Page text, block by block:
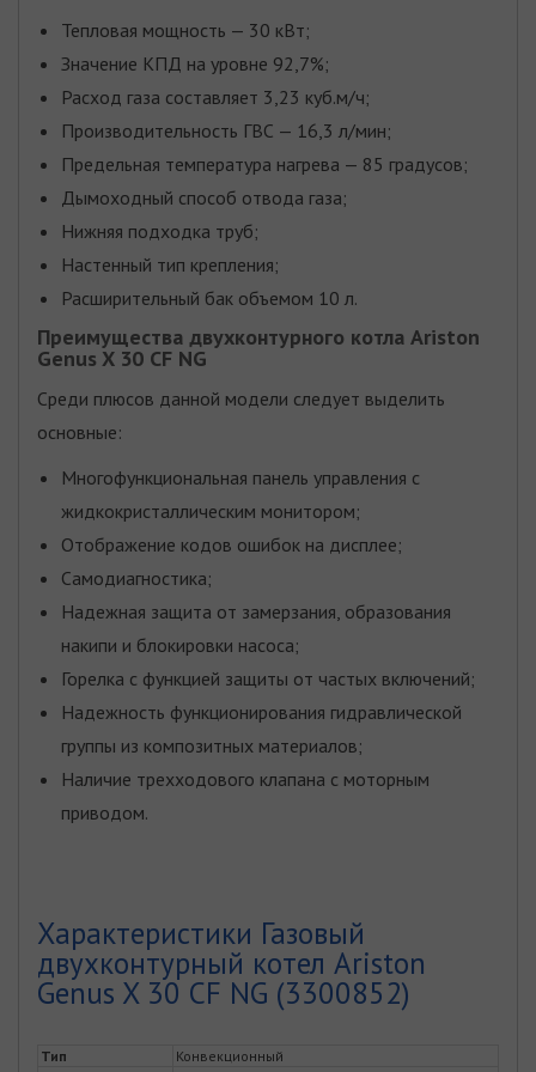
Тепловая мощность — 30 кВт;
Значение КПД на уровне 92,7%;
Расход газа составляет 3,23 куб.м/ч;
Производительность ГВС — 16,3 л/мин;
Предельная температура нагрева — 85 градусов;
Дымоходный способ отвода газа;
Нижняя подходка труб;
Настенный тип крепления;
Расширительный бак объемом 10 л.
Преимущества двухконтурного котла Ariston
Genus X 30 CF NG
Среди плюсов данной модели следует выделить
основные:
Многофункциональная панель управления с
жидкокристаллическим монитором;
Отображение кодов ошибок на дисплее;
Самодиагностика;
Надежная защита от замерзания, образования
накипи и блокировки насоса;
Горелка с функцией защиты от частых включений;
Надежность функционирования гидравлической
группы из композитных материалов;
Наличие трехходового клапана с моторным
приводом.
Характеристики Газовый
двухконтурный котел Ariston
Genus X 30 CF NG (3300852)
Тип
Конвекционный